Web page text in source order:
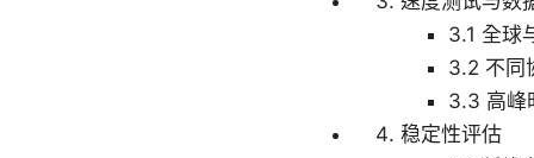
3.1 全球
3.2 不同
3.3 高峰
稳定性评估